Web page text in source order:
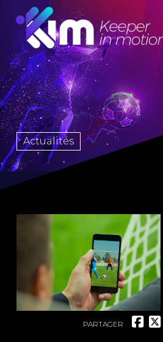
Actualités
PARTAGER